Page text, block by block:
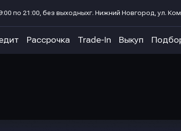
по 21:00, без выходныхг. Нижний Новгород, ул.
Рассрочка Trade-In Выкуп